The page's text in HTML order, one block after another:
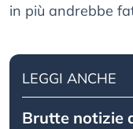
in più andrebbe
LEGGI ANCHE
Brutte notizie